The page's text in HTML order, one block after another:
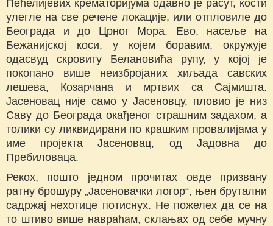
Пећелијевих крематоријума одавно је расут, кости
улегле на све речене локације, или отпловиле до
Београда и до Црног Мора. Ево, насеље на
Бежанијској коси, у којем боравим, окружује
одасвуд скровиту Белановића рупу, у којој је
покопано више неизбројаних хиљада савских
лешева, Козарчана и мртвих са Сајмишта.
Јасеновац није само у Јасеновцу, пловио је низ
Саву до Београда окађеног страшним задахом, а
толики су ликвидирани по крашким провалијама у
име пројекта Јасеновац, од Јадовна до
Пребиловаца.
Рекох, пошто једном прочитах овде призвану
ратну брошуру „Јасеновачки логор“, њен брутални
садржај нехотице потиснух. Не пожелех да се на
то штиво више навраћам, склањах од себе мучну